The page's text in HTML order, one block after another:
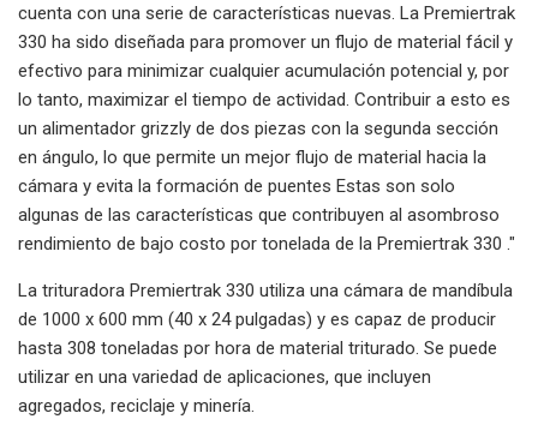
cuenta con una serie de características nuevas. La Premiertrak
330 ha sido diseñada para promover un flujo de material fácil y
efectivo para minimizar cualquier acumulación potencial y, por
lo tanto, maximizar el tiempo de actividad. Contribuir a esto es
un alimentador grizzly de dos piezas con la segunda sección
en ángulo, lo que permite un mejor flujo de material hacia la
cámara y evita la formación de puentes Estas son solo
algunas de las características que contribuyen al asombroso
rendimiento de bajo costo por tonelada de la Premiertrak 330 ."
La trituradora Premiertrak 330 utiliza una cámara de mandíbula
de 1000 x 600 mm (40 x 24 pulgadas) y es capaz de producir
hasta 308 toneladas por hora de material triturado. Se puede
utilizar en una variedad de aplicaciones, que incluyen
agregados, reciclaje y minería.